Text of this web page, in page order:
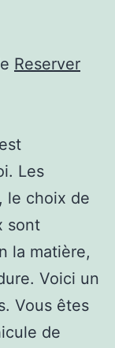
Reserver
Les
le choix de
sont
la matière,
Voici un
Vous êtes
de